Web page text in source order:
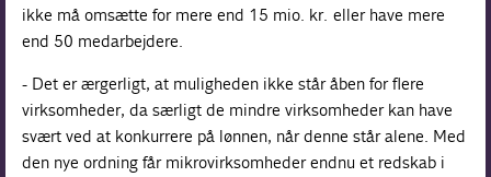
ikke må omsætte for mere end 15 mio. kr. eller have mere
end 50 medarbejdere.
- Det er ærgerligt, at muligheden ikke står åben for flere
virksomheder, da særligt de mindre virksomheder kan have
svært ved at konkurrere på lønnen, når denne står alene. Med
den nye ordning får mikrovirksomheder endnu et redskab i